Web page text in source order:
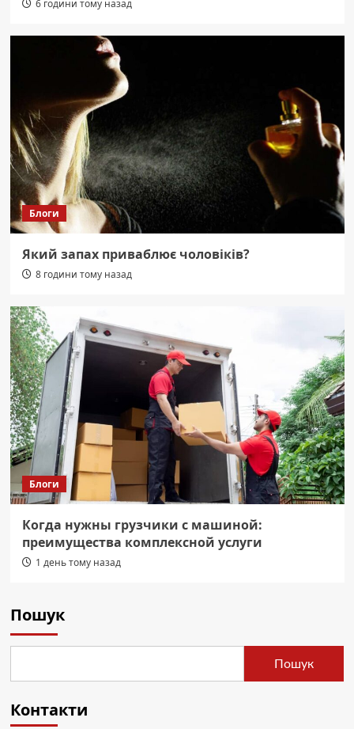
6 години тому назад
Блоги
Який запах приваблює чоловіків?
8 години тому назад
Блоги
Когда нужны грузчики с машиной:
преимущества комплексной услуги
1 день тому назад
Пошук
Пошук
Контакти